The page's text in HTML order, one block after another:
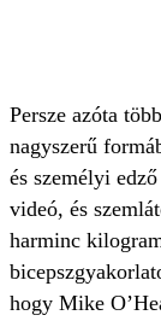
Persze azóta
nagyszerű
és személyi
videó, és
harminc
hogy Mike